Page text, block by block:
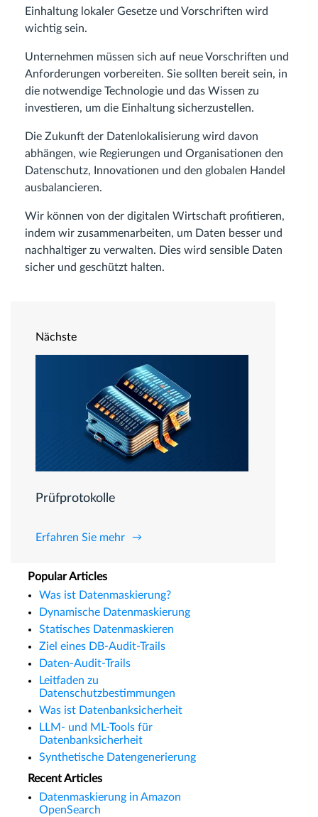
Einhaltung lokaler Gesetze und Vorschriften wird
wichtig sein.
Unternehmen müssen sich auf neue Vorschriften und
Anforderungen vorbereiten. Sie sollten bereit sein, in
die notwendige Technologie und das Wissen zu
investieren, um die Einhaltung sicherzustellen.
Die Zukunft der Datenlokalisierung wird davon
abhängen, wie Regierungen und Organisationen den
Datenschutz, Innovationen und den globalen Handel
ausbalancieren.
Wir können von der digitalen Wirtschaft profitieren,
indem wir zusammenarbeiten, um Daten besser und
nachhaltiger zu verwalten. Dies wird sensible Daten
sicher und geschützt halten.
Nächste
Prüfprotokolle
Erfahren Sie mehr
Popular Articles
Was ist Datenmaskierung?
Dynamische Datenmaskierung
Statisches Datenmaskieren
Ziel eines DB-Audit-Trails
Daten-Audit-Trails
Leitfaden zu
Datenschutzbestimmungen
Was ist Datenbanksicherheit
LLM- und ML-Tools für
Datenbanksicherheit
Synthetische Datengenerierung
Recent Articles
Datenmaskierung in Amazon
OpenSearch